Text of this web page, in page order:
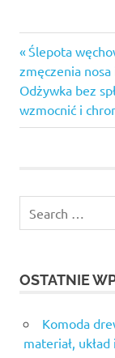
wpisu
Previous
Post:
Ślepota
zmęczenia
Next
Post:
Odżywka bez
wzmocnić i
OSTATNIE
Komoda
materiał,